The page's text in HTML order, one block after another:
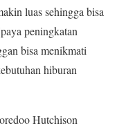
luas sehingga bisa
peningkatan
bisa menikmati
hiburan
Hutchison